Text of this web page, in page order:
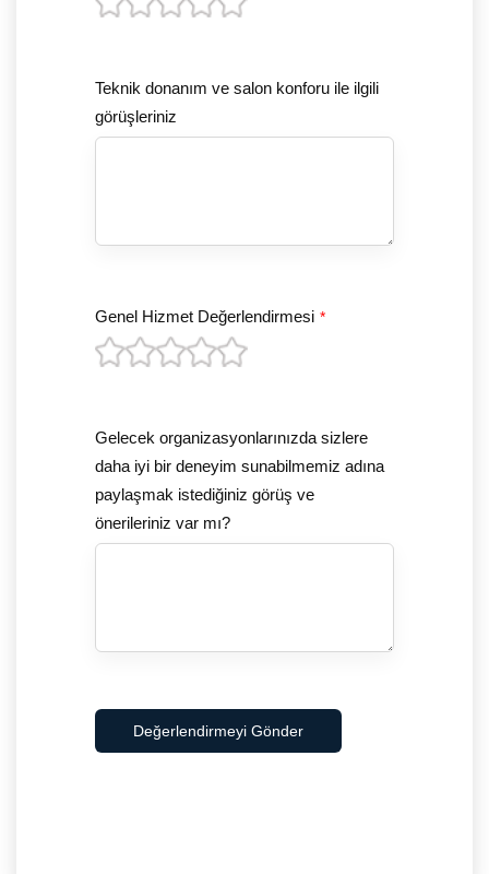
Teknik donanım ve salon konforu ile ilgili
görüşleriniz
Genel Hizmet Değerlendirmesi *
Gelecek organizasyonlarınızda sizlere
daha iyi bir deneyim sunabilmemiz adına
paylaşmak istediğiniz görüş ve
önerileriniz var mı?
Değerlendirmeyi Gönder